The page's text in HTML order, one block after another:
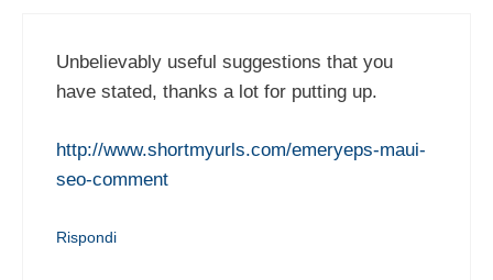
Unbelievably useful suggestions that you
have stated, thanks a lot for putting up.
http://www.shortmyurls.com/emeryeps-maui-
seo-comment
Rispondi